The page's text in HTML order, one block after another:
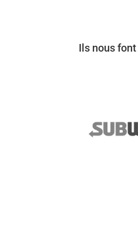
Ils nous